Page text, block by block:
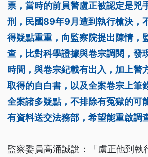
票，當時的前員警盧正被認定是兇
刑，民國89年9月遭到執行槍決，
得疑點重重，向監察院提出陳情，
查，比對科學證據與卷宗調閱，發
時間，與卷宗紀載有出入，加上警
取得的自白書，以及全案卷宗上筆
全案諸多疑點，不排除有冤獄的可
有資料送交法務部，希望能重啟調
監察委員高涌誠說：「盧正他到執